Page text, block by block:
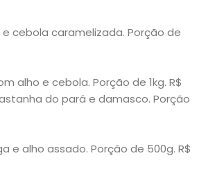
cebola caramelizada. Porção de
alho e cebola. Porção de 1kg. R$
do pará e damasco. Porção
e alho assado. Porção de 500g. R$